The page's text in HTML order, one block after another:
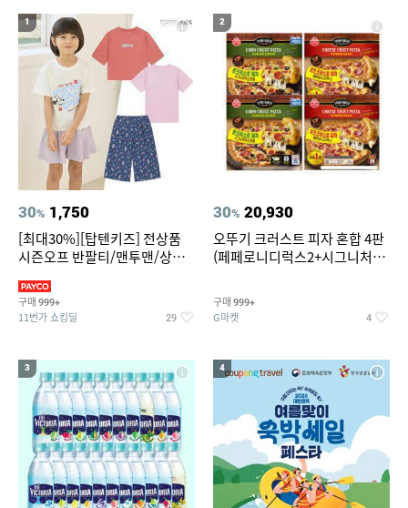
중고음료수냉장고 스투시 키즈
1
30% 1,750
[최대30%][탑텐키즈] 전상품
시즌오프 반팔티/맨투맨/상하
구매 999+
11번가 쇼킹딜 29
2
30% 20,930
오뚜기 크러스트 피자 혼합 4판
(페페로니디럭스2+시그니처익
구매 999+
G마켓 4
3 4